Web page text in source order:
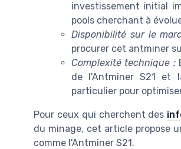
investissement initial
pools cherchant à
Disponibilité sur le
procurer cet antminer
Complexité technique :
de l'Antminer S21 et
particulier pour
Pour ceux qui cherchent des
du minage, cet article propose
comme l'Antminer S21.